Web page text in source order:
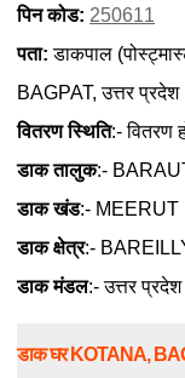
पिन कोड: 250611
पता: डाकपाल
BAGPAT, उत्तर
वितरण स्थिति:- वितरण
डाक तालुक:-
डाक खंड:- MEERUT
डाक क्षेत्र:-
डाक मंडल:- उत्तर प्रदेश
डाक घर KOTANA,